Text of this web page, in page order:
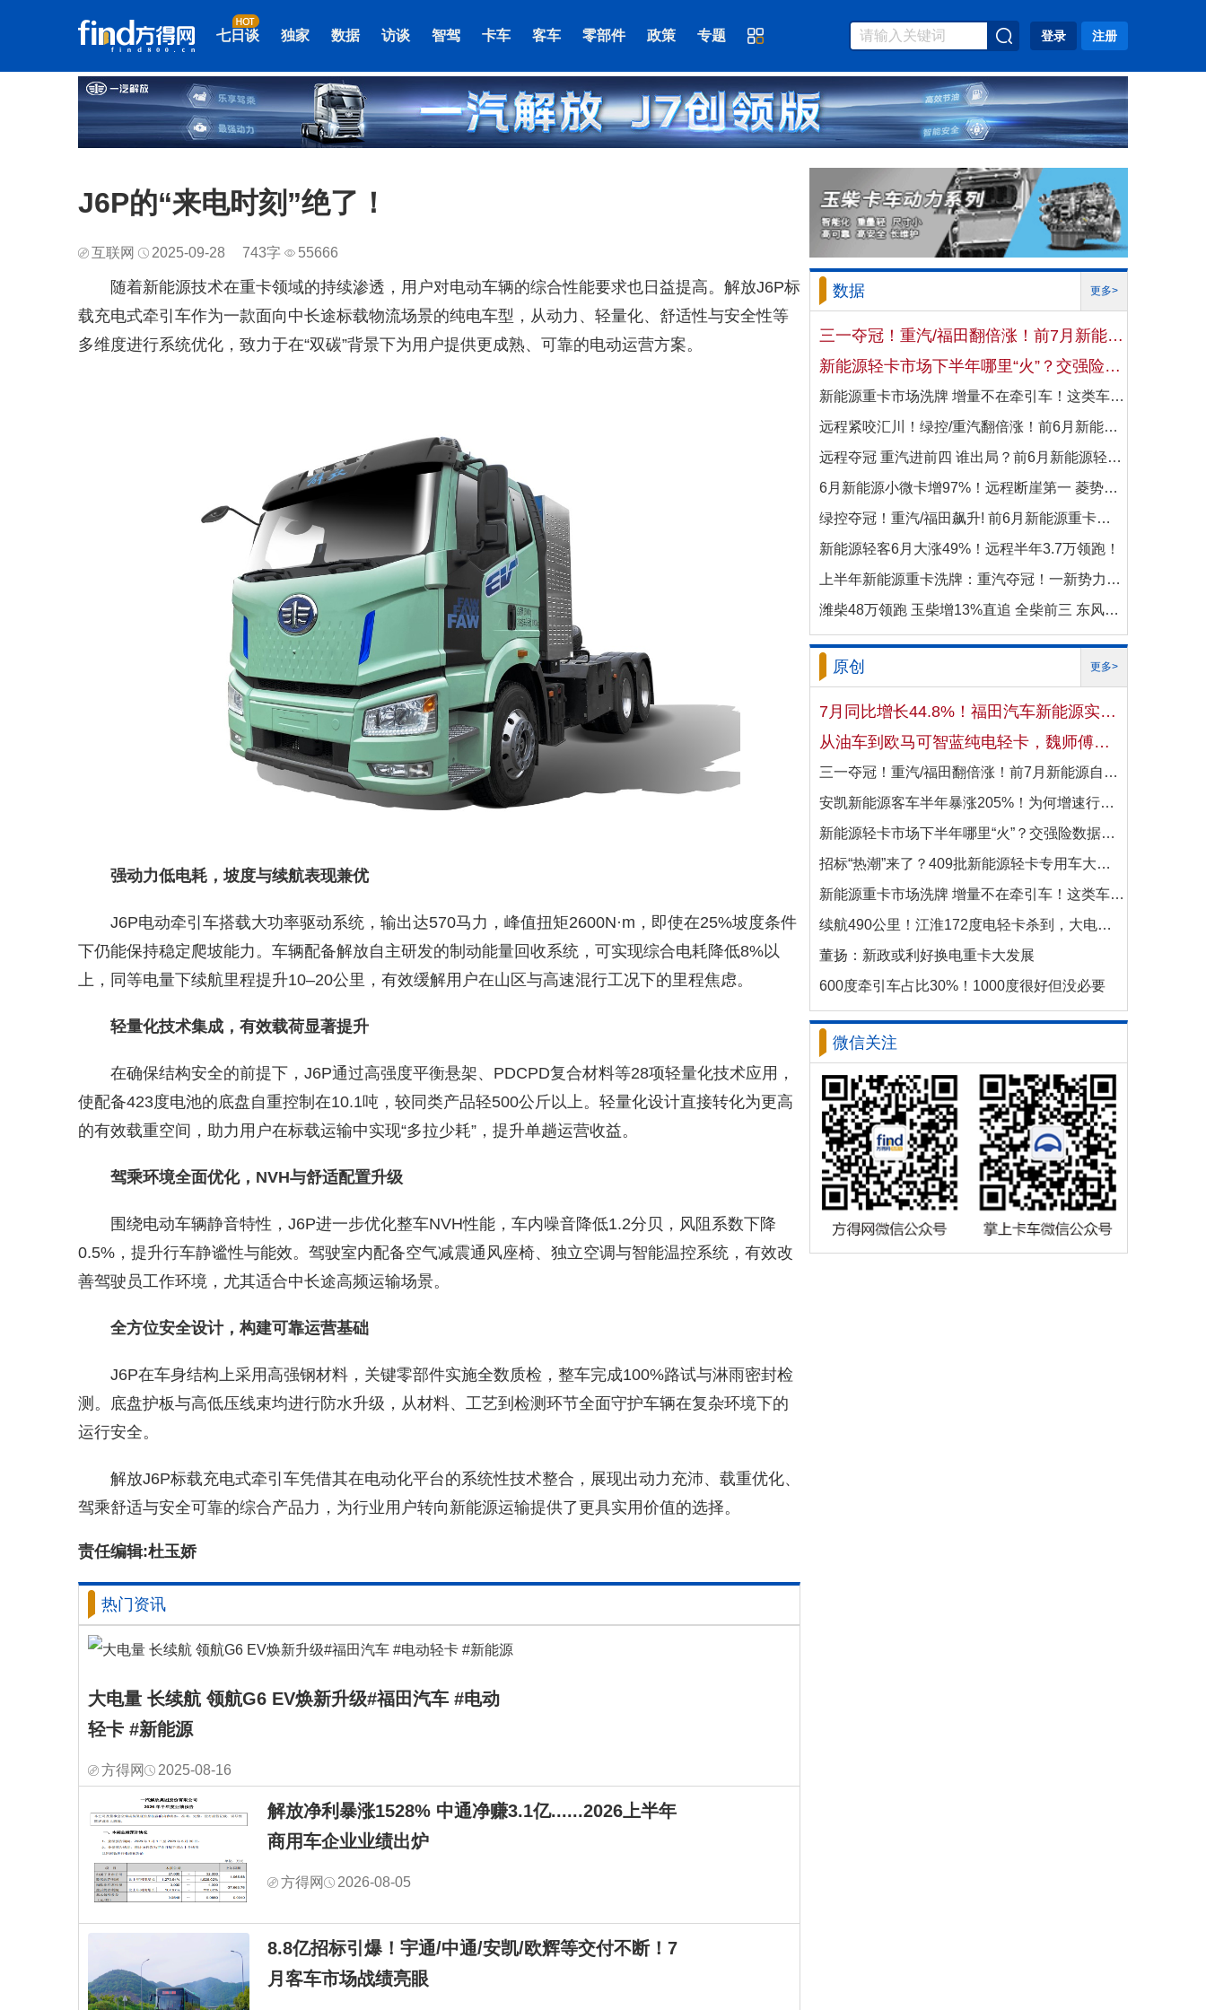
七日谈 独家 数据 访谈 智驾 卡车 客车 零部件 政策 专题 登录 注册
J6P的“来电时刻”绝了！
互联网 2025-09-28 743字 55666
随着新能源技术在重卡领域的持续渗透，用户对电动车辆的综合性能要求也日益提高。解放J6P标
载充电式牵引车作为一款面向中长途标载物流场景的纯电车型，从动力、轻量化、舒适性与安全性等
多维度进行系统优化，致力于在“双碳”背景下为用户提供更成熟、可靠的电动运营方案。
强动力低电耗，坡度与续航表现兼优
J6P电动牵引车搭载大功率驱动系统，输出达570马力，峰值扭矩2600N·m，即使在25%坡度条件
下仍能保持稳定爬坡能力。车辆配备解放自主研发的制动能量回收系统，可实现综合电耗降低8%以
上，同等电量下续航里程提升10–20公里，有效缓解用户在山区与高速混行工况下的里程焦虑。
轻量化技术集成，有效载荷显著提升
在确保结构安全的前提下，J6P通过高强度平衡悬架、PDCPD复合材料等28项轻量化技术应用，
使配备423度电池的底盘自重控制在10.1吨，较同类产品轻500公斤以上。轻量化设计直接转化为更高
的有效载重空间，助力用户在标载运输中实现“多拉少耗”，提升单趟运营收益。
驾乘环境全面优化，NVH与舒适配置升级
围绕电动车辆静音特性，J6P进一步优化整车NVH性能，车内噪音降低1.2分贝，风阻系数下降
0.5%，提升行车静谧性与能效。驾驶室内配备空气减震通风座椅、独立空调与智能温控系统，有效改
善驾驶员工作环境，尤其适合中长途高频运输场景。
全方位安全设计，构建可靠运营基础
J6P在车身结构上采用高强钢材料，关键零部件实施全数质检，整车完成100%路试与淋雨密封检
测。底盘护板与高低压线束均进行防水升级，从材料、工艺到检测环节全面守护车辆在复杂环境下的
运行安全。
解放J6P标载充电式牵引车凭借其在电动化平台的系统性技术整合，展现出动力充沛、载重优化、
驾乘舒适与安全可靠的综合产品力，为行业用户转向新能源运输提供了更具实用价值的选择。
责任编辑:杜玉娇
热门资讯
大电量 长续航 领航G6 EV焕新升级#福田汽车 #电动
轻卡 #新能源
方得网 2025-08-16
解放净利暴涨1528% 中通净赚3.1亿......2026上半年
商用车企业业绩出炉
方得网 2026-08-05
8.8亿招标引爆！宇通/中通/安凯/欧辉等交付不断！7
月客车市场战绩亮眼
数据 更多>
三一夺冠！重汽/福田翻倍涨！前7月新能源自卸车大增106%！
新能源轻卡市场下半年哪里“火”？交强险数据揭秘机会
新能源重卡市场洗牌 增量不在牵引车！这类车增速破100%
远程紧咬汇川！绿控/重汽翻倍涨！前6月新能源商用车电机十强生变！
远程夺冠 重汽进前四 谁出局？前6月新能源轻卡电机十强洗牌！
6月新能源小微卡增97%！远程断崖第一 菱势暴涨337%进前三 比亚迪杀进前七
绿控夺冠！重汽/福田飙升! 前6月新能源重卡电机十强变阵！
新能源轻客6月大涨49%！远程半年3.7万领跑！
上半年新能源重卡洗牌：重汽夺冠！一新势力千倍暴涨！
潍柴48万领跑 玉柴增13%直追 全柴前三 东风康明斯进前六 上半年柴油机增10.7
原创 更多>
7月同比增长44.8%！福田汽车新能源实现国内出口双向开花
从油车到欧马可智蓝纯电轻卡，魏师傅的医药配送日子越过越省心
三一夺冠！重汽/福田翻倍涨！前7月新能源自卸车大增106%！
安凯新能源客车半年暴涨205%！为何增速行业第一？
新能源轻卡市场下半年哪里“火”？交强险数据揭秘机会
招标“热潮”来了？409批新能源轻卡专用车大批量上新！
新能源重卡市场洗牌 增量不在牵引车！这类车增速破100%
续航490公里！江淮172度电轻卡杀到，大电量时代来了？
董扬：新政或利好换电重卡大发展
600度牵引车占比30%！1000度很好但没必要
微信关注